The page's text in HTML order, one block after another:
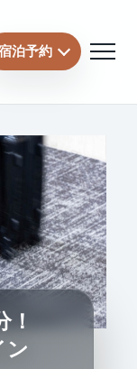
泊予約
！
ン